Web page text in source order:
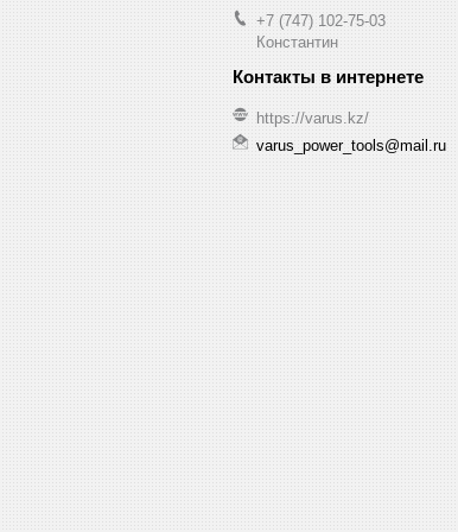
+7 (747) 102-75-03
Константин
https://varus.kz/
varus_power_tools@mail.ru